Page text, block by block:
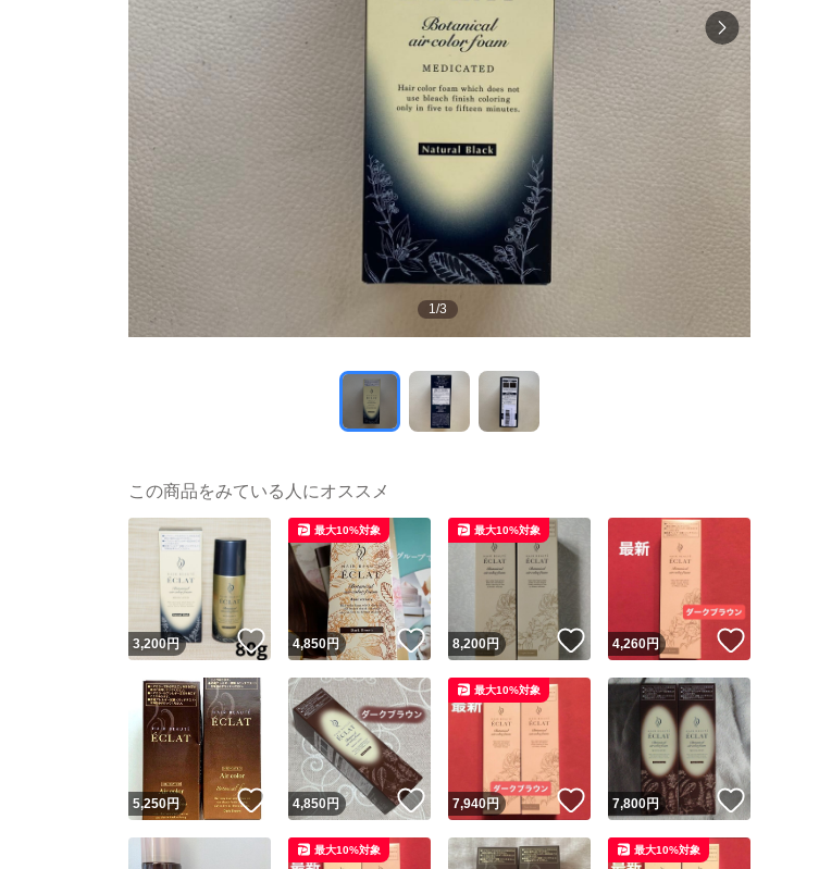
1/3
この商品をみている人にオススメ
3,200円 いいね！
4,850円 いいね！
最大10%対象
8,200円 いいね！
最大10%対象
4,260円
5,250円 いいね！
4,850円 いいね！
7,940円 いいね！
最大10%対象
7,800円
最大10%対象 最大10%対象